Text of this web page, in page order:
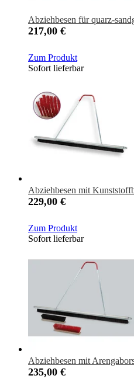
Abziehbesen für quarz-
217,00 €
Zum Produkt
Sofort lieferbar
Abziehbesen mit
229,00 €
Zum Produkt
Sofort lieferbar
Abziehbesen mit
235,00 €